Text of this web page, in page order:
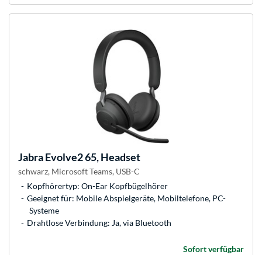
JabraEvolve2 65, Headset
schwarz, Microsoft Teams, USB-C
Kopfhörertyp: On-Ear Kopfbügelhörer
Geeignet für: Mobile Abspielgeräte, Mobiltelefone, PC-
Systeme
Drahtlose Verbindung: Ja, via Bluetooth
Sofort verfügbar